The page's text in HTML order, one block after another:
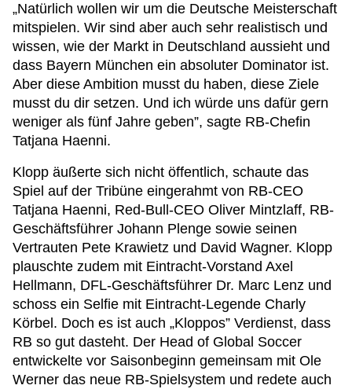
„Natürlich wollen wir um die Deutsche Meisterschaft
mitspielen. Wir sind aber auch sehr realistisch und
wissen, wie der Markt in Deutschland aussieht und
dass Bayern München ein absoluter Dominator ist.
Aber diese Ambition musst du haben, diese Ziele
musst du dir setzen. Und ich würde uns dafür gern
weniger als fünf Jahre geben”, sagte RB-Chefin
Tatjana Haenni.
Klopp äußerte sich nicht öffentlich, schaute das
Spiel auf der Tribüne eingerahmt von RB-CEO
Tatjana Haenni, Red-Bull-CEO Oliver Mintzlaff, RB-
Geschäftsführer Johann Plenge sowie seinen
Vertrauten Pete Krawietz und David Wagner. Klopp
plauschte zudem mit Eintracht-Vorstand Axel
Hellmann, DFL-Geschäftsführer Dr. Marc Lenz und
schoss ein Selfie mit Eintracht-Legende Charly
Körbel. Doch es ist auch „Kloppos” Verdienst, dass
RB so gut dasteht. Der Head of Global Soccer
entwickelte vor Saisonbeginn gemeinsam mit Ole
Werner das neue RB-Spielsystem und redete auch